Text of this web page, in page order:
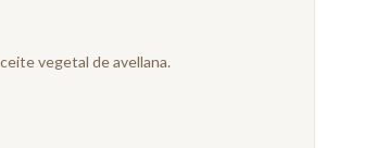
vegetal de avellana.